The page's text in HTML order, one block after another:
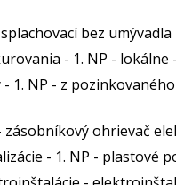
bez umývadla
- 1. NP - lokálne
1. NP - z
zásobníkový ohrievač
- 1. NP - plastové